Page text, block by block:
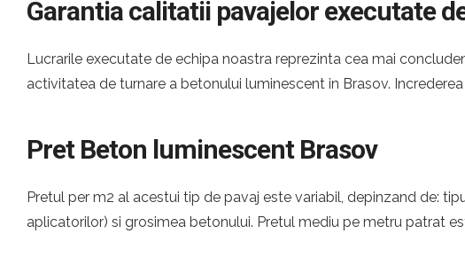
Garantia calitatii pavajelor executate
Lucrarile executate de echipa noastra reprezinta cea mai
activitatea de turnare a betonului luminescent in Brasov.
Pret Beton luminescent Brasov
Pretul per m2 al acestui tip de pavaj este variabil, depinzand de:
aplicatorilor) si grosimea betonului. Pretul mediu pe metru patrat